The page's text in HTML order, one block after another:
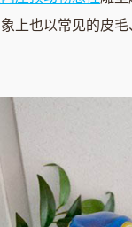
上也以常见的皮